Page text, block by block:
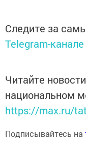
Следите за
Telegram-канале
Читайте
национальном
https://max.ru/
Подписывайтесь на